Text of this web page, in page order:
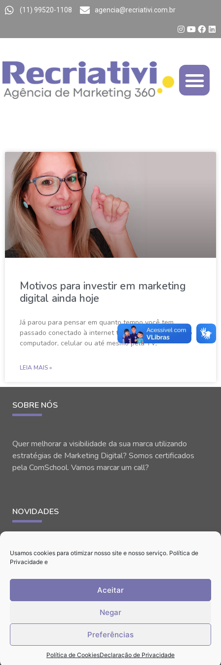
Usamos cookies para otimizar nosso site e nosso serviço. Política de
Privacidade e
Aceitar
Negar
Preferências
Política de CookiesDeclaração de Privacidade
(11) 99520-1108 agencia@recriativi.com.br
Motivos para investir em marketing
digital ainda hoje
Já parou para pensar em quanto tempo você tem
passado conectado à internet todos os dias? Seja pelo
computador, celular ou até mesmo pela TV,
LEIA MAIS »
SOBRE NÓS
Quer melhorar a visibilidade da sua marca utilizando
estratégias de Marketing Digital? Somos certificados
pela ComSchool. Vamos marcar um call?
NOVIDADES
Zona Norte de SP e Atibaia
(11) 99520-1108